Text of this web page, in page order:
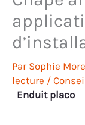
Par Sophie
lecture /
Enduit placo